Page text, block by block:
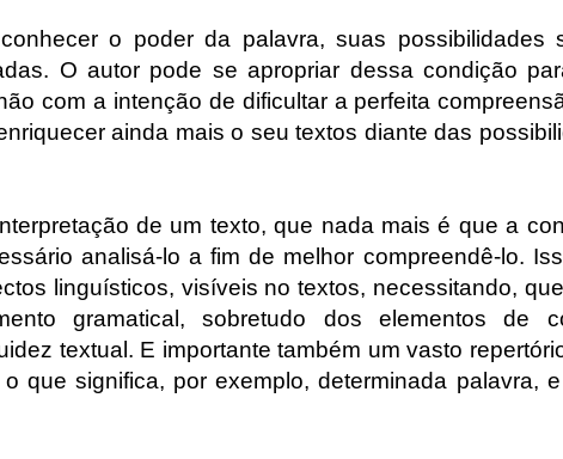
o poder da palavra, suas possibilidades
O autor pode se apropriar dessa condição
com a intenção de dificultar a perfeita
ainda mais o seu textos diante das
de um texto, que nada mais é que a
analisá-lo a fim de melhor compreendê-lo.
linguísticos, visíveis no textos, necessitando,
gramatical, sobretudo dos elementos de
textual. E importante também um vasto
que significa, por exemplo, determinada palavra,